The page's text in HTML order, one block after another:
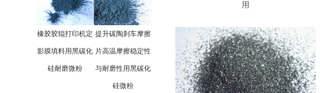
橡胶胶辊打印机定
影膜填料用黑碳化
硅耐磨微粉
提升碳陶刹车摩擦
片高温摩擦稳定性
与耐磨性用黑碳化
硅微粉
用